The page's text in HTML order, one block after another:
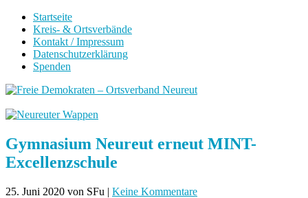
Startseite
Kreis- & Ortsverbände
Kontakt / Impressum
Datenschutzerklärung
Spenden
Gymnasium Neureut erneut MINT-
Excellenzschule
25. Juni 2020 von SFu | Keine Kommentare